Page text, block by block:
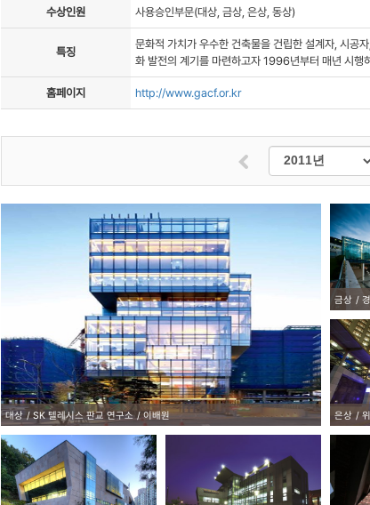
사회복지
자료실
수상인원 사용승인부문(대상, 금상, 은상, 동상)
특징
문화적 가치가 우수한 건축물을 건립한 설계자, 시공
화 발전의 계기를 마련하고자 1996년부터 매년 시행
홈페이지 http://www.gacf.or.kr
대상 SK 텔레시스 판교 연구소 이배원
금상
은상